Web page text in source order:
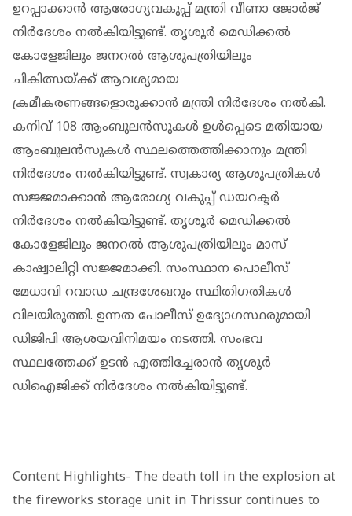
ഉറപ്പാക്കാന്‍ ആരോഗ്യവകുപ്പ് മന്ത്രി വീണാ ജോര്‍ജ്
നിര്‍ദേശം നല്‍കിയിട്ടുണ്ട്. തൃശൂര്‍ മെഡിക്കല്‍
കോളേജിലും ജനറല്‍ ആശുപത്രിയിലും
ചികിത്സയ്ക്ക് ആവശ്യമായ
ക്രമീകരണങ്ങളൊരുക്കാന്‍ മന്ത്രി നിര്‍ദേശം നല്‍കി.
കനിവ് 108 ആംബുലന്‍സുകള്‍ ഉള്‍പ്പെടെ മതിയായ
ആംബുലന്‍സുകള്‍ സ്ഥലത്തെത്തിക്കാനും മന്ത്രി
നിര്‍ദേശം നല്‍കിയിട്ടുണ്ട്. സ്വകാര്യ ആശുപത്രികള്‍
സജ്ജമാക്കാന്‍ ആരോഗ്യ വകുപ്പ് ഡയറക്ടര്‍
നിര്‍ദേശം നല്‍കിയിട്ടുണ്ട്. തൃശൂര്‍ മെഡിക്കല്‍
കോളേജിലും ജനറല്‍ ആശുപത്രിയിലും മാസ്
കാഷ്വാലിറ്റി സജ്ജമാക്കി. സംസ്ഥാന പൊലീസ്
മേധാവി റവാഡ ചന്ദ്രശേഖറും സ്ഥിതിഗതികള്‍
വിലയിരുത്തി. ഉന്നത പോലീസ് ഉദ്യോഗസ്ഥരുമായി
ഡിജിപി ആശയവിനിമയം നടത്തി. സംഭവ
സ്ഥലത്തേക്ക് ഉടന്‍ എത്തിച്ചേരാന്‍ തൃശൂര്‍
ഡിഐജിക്ക് നിര്‍ദേശം നല്‍കിയിട്ടുണ്ട്.
Content Highlights- The death toll in the explosion at
the fireworks storage unit in Thrissur continues to